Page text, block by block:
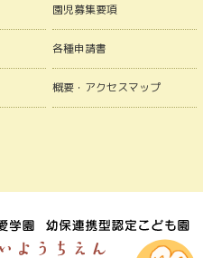
園児募集要項
各種申請書
概要・アクセスマップ